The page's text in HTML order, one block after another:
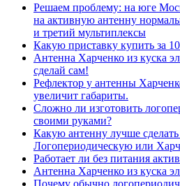
Решаем проблему: на юге
на активную антенну
и третий мультиплексы
Какую приставку купить за
Антенна Харченко из куска
сделай сам!
Рефлектор у антенны
увеличит габариты.
Сложно ли изготовить
своими руками?
Какую антенну лучше
Логопериодическую или
Работает ли без питания
Антенна Харченко из куска
Почему обычно